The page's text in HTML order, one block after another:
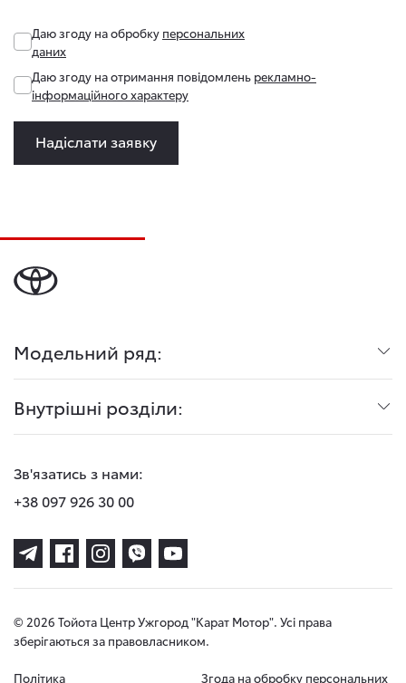
Даю згоду на обробку персональних
даних
Даю згоду на отримання повідомлень рекламно-
інформаційного характеру
Надіслати заявку
Модельний ряд:
Внутрішні розділи:
Зв'язатись з нами:
+38 097 926 30 00
© 2026 Тойота Центр Ужгород "Карат Мотор". Усі права
зберігаються за правовласником.
Політика Згода на обробку персональних